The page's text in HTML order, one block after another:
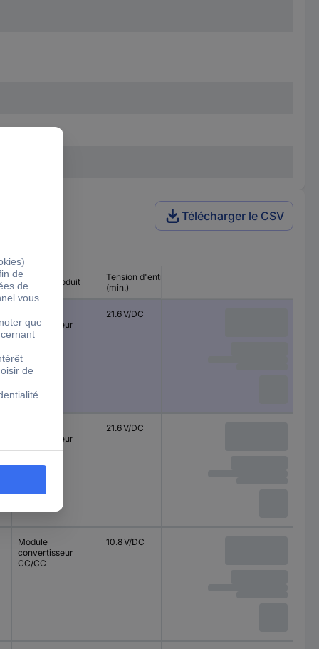
Télécharger le CSV
Type de produit
Tension d'entrée
(min.)
convertisseur
CC/CC
21.6 V/DC
convertisseur
CC/CC
21.6 V/DC
Module
convertisseur
CC/CC
10.8 V/DC